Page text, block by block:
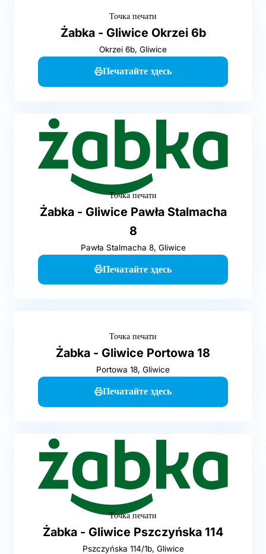
Точка печати
Żabka - Gliwice Okrzei 6b
Okrzei 6b, Gliwice
Печатайте здесь
Точка печати
Żabka - Gliwice Pawła Stalmacha
8
Pawła Stalmacha 8, Gliwice
Печатайте здесь
Точка печати
Żabka - Gliwice Portowa 18
Portowa 18, Gliwice
Печатайте здесь
Точка печати
Żabka - Gliwice Pszczyńska 114
Pszczyńska 114/1b, Gliwice